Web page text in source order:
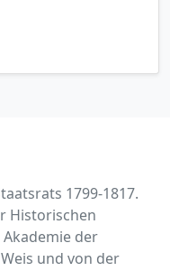
1799-1817.
Historischen
der
und von der